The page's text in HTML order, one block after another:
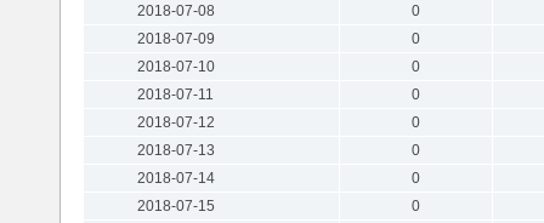
2018-07-08
0
2018-07-09
0
2018-07-10
0
2018-07-11
0
2018-07-12
0
2018-07-13
0
2018-07-14
0
2018-07-15
0